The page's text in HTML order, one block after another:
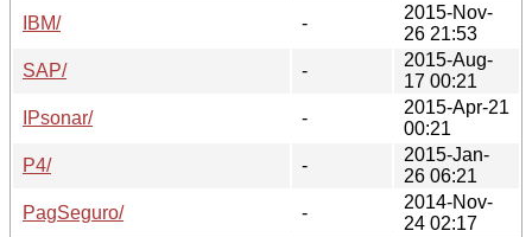
IBM/
-
2015-Nov-
26 21:53
SAP/
-
2015-Aug-
17 00:21
IPsonar/
-
2015-Apr-21
00:21
P4/
-
2015-Jan-
26 06:21
PagSeguro/
-
2014-Nov-
24 02:17